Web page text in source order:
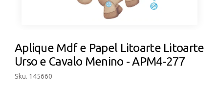
Aplique Mdf e Papel Litoarte Litoarte
Urso e Cavalo Menino - APM4-277
Sku. 145660